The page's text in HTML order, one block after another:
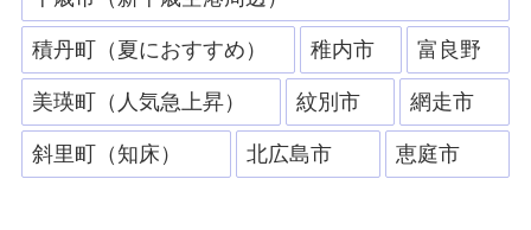
積丹町（夏におすすめ） 稚内市 富良野
美瑛町（人気急上昇） 紋別市 網走市
斜里町（知床） 北広島市 恵庭市